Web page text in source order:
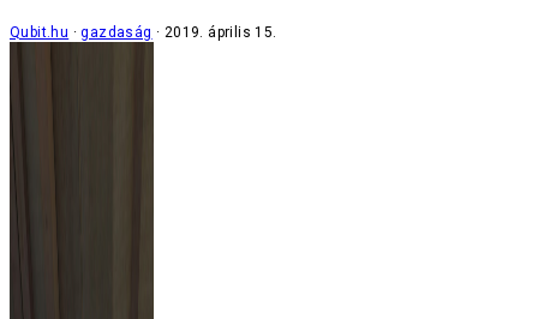
Qubit.hu gazdaság 2019. április 15.